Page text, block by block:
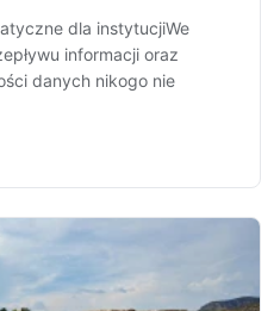
dla instytucjiWe
informacji oraz
danych nikogo nie